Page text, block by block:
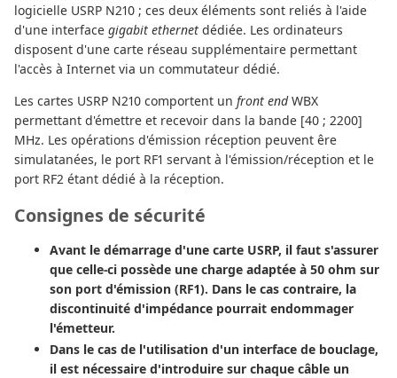
logicielle USRP N210 ; ces deux éléments sont reliés à l'aide
d'une interface gigabit ethernet dédiée. Les ordinateurs
disposent d'une carte réseau supplémentaire permettant
l'accès à Internet via un commutateur dédié.
Les cartes USRP N210 comportent un front endWBX
permettant d'émettre et recevoir dans la bande [40 ; 2200]
MHz. Les opérations d'émission réception peuvent êre
simulatanées, le port RF1 servant à l'émission/réception et le
port RF2 étant dédié à la réception.
Consignes de sécurité
Avant le démarrage d'une carte USRP, il faut s'assurer
que celle-ci possède une charge adaptée à 50 ohm sur
son port d'émission (RF1). Dans le cas contraire, la
discontinuité d'impédance pourrait endommager
l'émetteur.
Dans le cas de l'utilisation d'un interface de bouclage,
il est nécessaire d'introduire sur chaque câble un